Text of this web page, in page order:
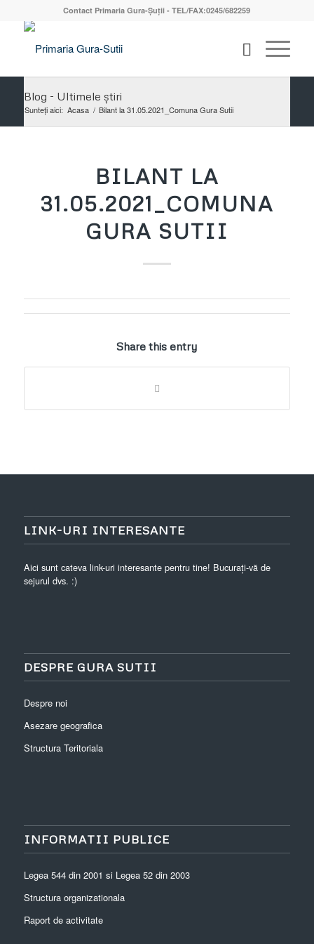
Contact Primaria Gura-Șuții - TEL/FAX:0245/682259
Blog - Ultimele știri
Sunteți aici: Acasa / Bilant la 31.05.2021_Comuna Gura Sutii
BILANT LA
31.05.2021_COMUNA
GURA SUTII
Share this entry
LINK-URI INTERESANTE
Aici sunt cateva link-uri interesante pentru tine! Bucurați-vă de
sejurul dvs. :)
DESPRE GURA SUTII
Despre noi
Asezare geografica
Structura Teritoriala
INFORMATII PUBLICE
Legea 544 din 2001 si Legea 52 din 2003
Structura organizationala
Raport de activitate